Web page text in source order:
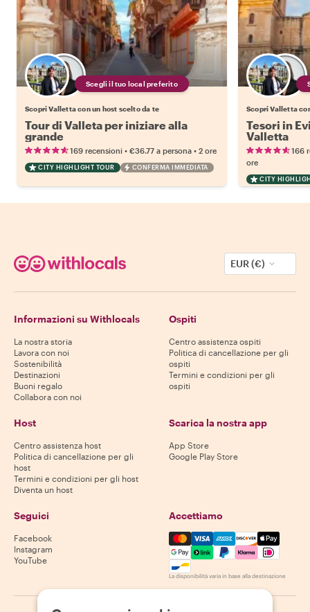
Scegli il tuo local preferito
Scopri Valletta con un host scelto da te
Tour di Valleta per iniziare alla
grande
169 recensioni • €36.77 a persona • 2 ore
CITY HIGHLIGHT TOUR CONFERMA IMMEDIATA
Scopri Valletta
Tesori in
Valletta
166
ore
CITY
EUR (€)
Informazioni su Withlocals
La nostra storia
Lavora con noi
Sostenibilità
Destinazioni
Buoni regalo
Collabora con noi
Ospiti
Centro assistenza ospiti
Politica di cancellazione per gli
ospiti
Termini e condizioni per gli
ospiti
Host
Centro assistenza host
Politica di cancellazione per gli
host
Termini e condizioni per gli host
Diventa un host
Scarica la nostra app
App Store
Google Play Store
Seguici
Facebook
Instagram
YouTube
Accettiamo
Mastercard, Visa, Amex,
La disponibilità varia in base alla destinazione